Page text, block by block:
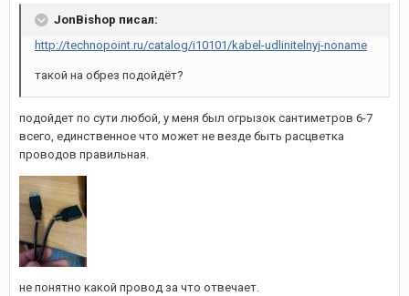
JonBishop писал:
http://technopoint.ru/catalog/i10101/kabel-udlinitelnyj-noname
такой на обрез подойдёт?
подойдет по сути любой, у меня был огрызок сантиметров 6-7
всего, единственное что может не везде быть расцветка
проводов правильная.
не понятно какой провод за что отвечает.